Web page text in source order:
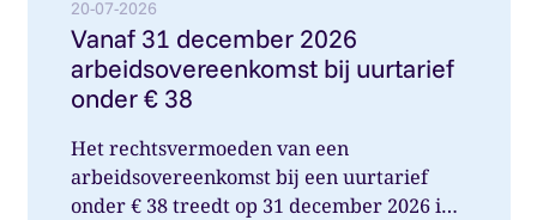
20-07-2026
Vanaf 31 december 2026
arbeidsovereenkomst bij uurtarief
onder € 38
Het rechtsvermoeden van een
arbeidsovereenkomst bij een uurtarief
onder € 38 treedt op 31 december 2026 in